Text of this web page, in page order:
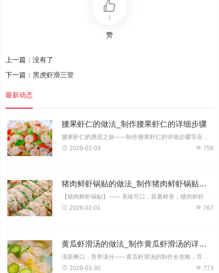
1
赞
上一篇：没有了
下一篇： 黑虎虾滑三管
最新动态
腰果虾仁的做法_制作腰果虾仁的详细步骤
2026-02-03
758
猪肉鲜虾锅贴的做法_制作猪肉鲜虾锅贴的详细步骤
【猪肉鲜虾锅贴】—— 美味可口，双重鲜香；猪肉鲜虾锅贴是一款深受大家喜爱的传统小吃，其鲜美的肉质搭配鲜嫩的大虾，口感丰富，营养均衡。下面，就让我为您详细介绍猪肉鲜虾锅贴的制
2026-02-01
767
黄瓜虾滑汤的做法_制作黄瓜虾滑汤的详细步骤
2026-01-30
773